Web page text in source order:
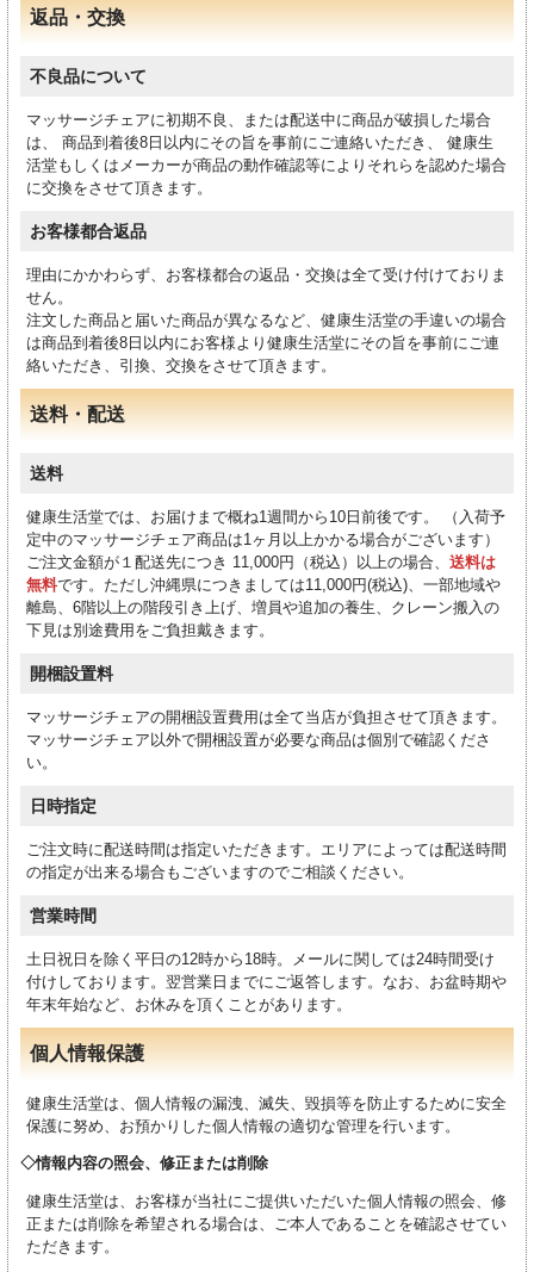
返品・交換
不良品について
マッサージチェアに初期不良、または配送中に商品が破損した場合
は、 商品到着後8日以内にその旨を事前にご連絡いただき、 健康生
活堂もしくはメーカーが商品の動作確認等によりそれらを認めた場合
に交換をさせて頂きます。
お客様都合返品
理由にかかわらず、お客様都合の返品・交換は全て受け付けておりま
せん。
注文した商品と届いた商品が異なるなど、健康生活堂の手違いの場合
は商品到着後8日以内にお客様より健康生活堂にその旨を事前にご連
絡いただき、引換、交換をさせて頂きます。
送料・配送
送料
健康生活堂では、お届けまで概ね1週間から10日前後です。 （入荷予
定中のマッサージチェア商品は1ヶ月以上かかる場合がございます）
ご注文金額が１配送先につき 11,000円（税込）以上の場合、 送料は
無料です。ただし沖縄県につきましては11,000円(税込)、一部地域や
離島、6階以上の階段引き上げ、増員や追加の養生、クレーン搬入の
下見は別途費用をご負担戴きます。
開梱設置料
マッサージチェアの開梱設置費用は全て当店が負担させて頂きます。
マッサージチェア以外で開梱設置が必要な商品は個別で確認くださ
い。
日時指定
ご注文時に配送時間は指定いただきます。エリアによっては配送時間
の指定が出来る場合もございますのでご相談ください。
営業時間
土日祝日を除く平日の12時から18時。メールに関しては24時間受け
付けしております。翌営業日までにご返答します。なお、お盆時期や
年末年始など、お休みを頂くことがあります。
個人情報保護
健康生活堂は、個人情報の漏洩、滅失、毀損等を防止するために安全
保護に努め、お預かりした個人情報の適切な管理を行います。
情報内容の照会、修正または削除
健康生活堂は、お客様が当社にご提供いただいた個人情報の照会、修
正または削除を希望される場合は、ご本人であることを確認させてい
ただきます。